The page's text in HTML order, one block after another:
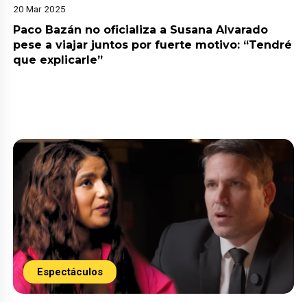
20 Mar 2025
Paco Bazán no oficializa a Susana Alvarado
pese a viajar juntos por fuerte motivo: “Tendré
que explicarle”
Espectáculos